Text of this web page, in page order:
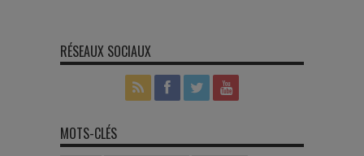
RÉSEAUX SOCIAUX
MOTS-CLÉS